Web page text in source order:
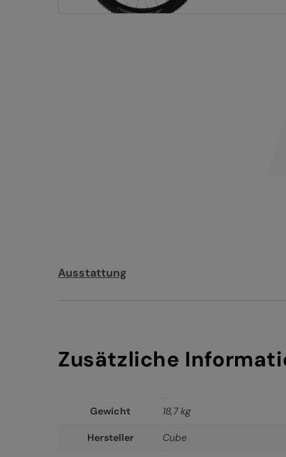
Ausstattung
Zusätzliche
Gewicht 18,7 kg
Hersteller Cube